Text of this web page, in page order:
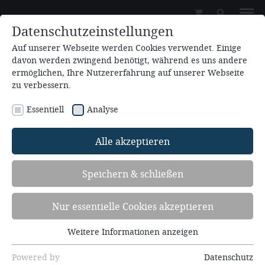
Zum Kalender hinzufügen
15.07.2025 - 29.07.2025
Sommer-Bibelseminar (SBS25)
Redner: Dr. Harald Binder, Prof. Dr. Hans-Joachim
Dr. Michael Kotsch, Dr. Tobias Krämer, Eckhard
Maier, Helmut Matthies, Artur Reiswich, Dr.
Datenschutzeinstellungen
Auf unserer Webseite werden Cookies verwendet. Einige
davon werden zwingend benötigt, während es uns andere
ermöglichen, Ihre Nutzererfahrung auf unserer Webseite
zu verbessern.
Essentiell Analyse
Alle akzeptieren
Speichern & schließen
Nur essentielle Cookies akzeptieren
Essentielle Cookies werden für grundlegende
Weitere Informationen anzeigen
Powered by
Datenschutz